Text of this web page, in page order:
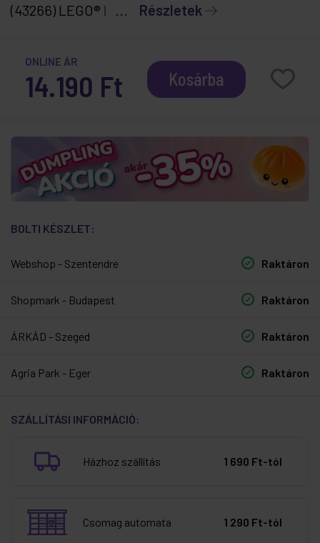
(43266) LEGO® ǀ ... Részletek
ONLINE ÁR
14.190 Ft Kosárba
BOLTI KÉSZLET:
Webshop - Szentendre Raktáron
Shopmark - Budapest Raktáron
ÁRKÁD - Szeged Raktáron
Agria Park - Eger Raktáron
SZÁLLÍTÁSI INFORMÁCIÓ:
Házhoz szállítás 1 690 Ft-tól
Csomag automata 1 290 Ft-tól